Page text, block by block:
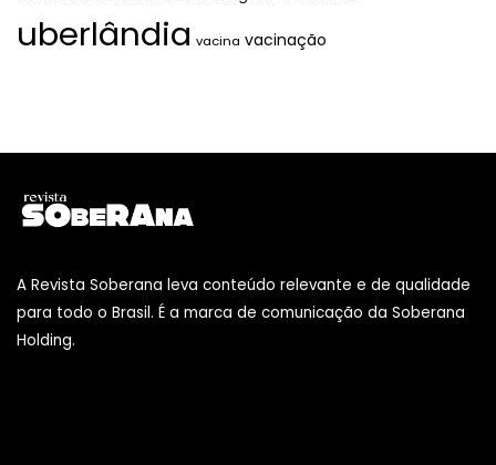
uberlândia vacina vacinação
A Revista Soberana leva conteúdo relevante e de qualidade
para todo o Brasil. É a marca de comunicação da Soberana
Holding.